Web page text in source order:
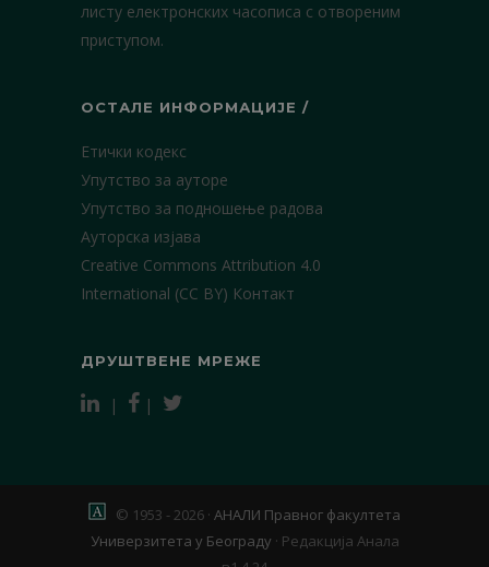
листу електронских часописа с отвореним
приступом.
ОСТАЛЕ ИНФОРМАЦИЈЕ /
Етички кодекс
Упутство за ауторе
Упутство за подношење радова
Ауторска изјава
Creative Commons Attribution 4.0
International (CC BY) Контакт
ДРУШТВЕНЕ МРЕЖЕ
| |
© 1953 - 2026 · АНАЛИ Правног факултета
Универзитета у Београду · Редакција Анала